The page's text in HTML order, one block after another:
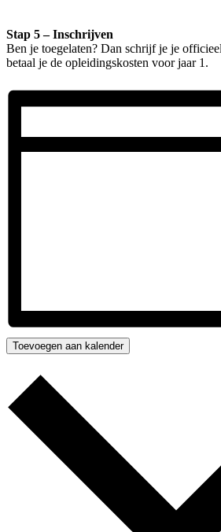
Stap 5 – Inschrijven
Ben je toegelaten? Dan schrijf je je
betaal je de opleidingskosten voor jaar 1.
Toevoegen aan kalender